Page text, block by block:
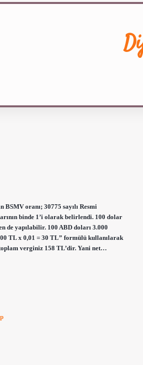
oranı; 30775 sayılı Resmi
binde 1’i olarak belirlendi. 100 dolar
de yapılabilir. 100 ABD doları 3.000
TL x 0,01 = 30 TL” formülü kullanılarak
verginiz 158 TL’dir. Yani net…